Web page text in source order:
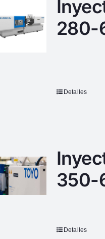
280-
Detalles
350-
Detalles